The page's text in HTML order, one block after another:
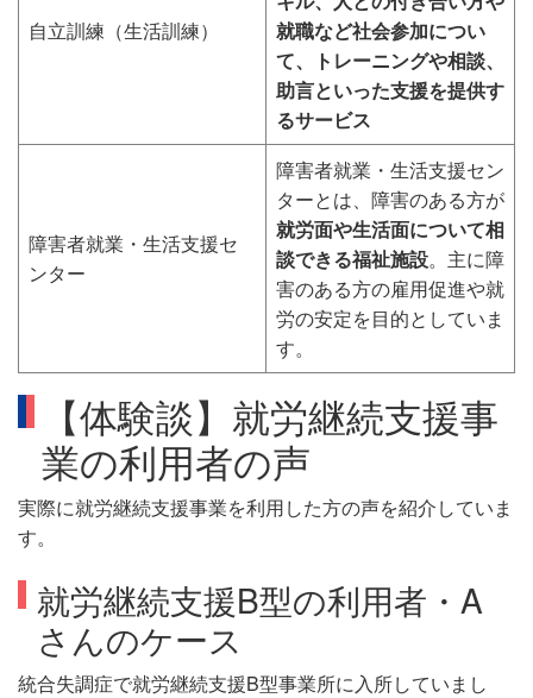
自立訓練（生活訓練）
就職など社会参加につい
て、トレーニングや相談、
助言といった支援を提供す
るサービス
障害者就業・生活支援セ
ンター
障害者就業・生活支援セン
ターとは、障害のある方が
就労面や生活面について相
談できる福祉施設。主に障
害のある方の雇用促進や就
労の安定を目的としていま
す。
【体験談】就労継続支援事
業の利用者の声
実際に就労継続支援事業を利用した方の声を紹介していま
す。
就労継続支援B型の利用者・A
さんのケース
統合失調症で就労継続支援B型事業所に入所していまし